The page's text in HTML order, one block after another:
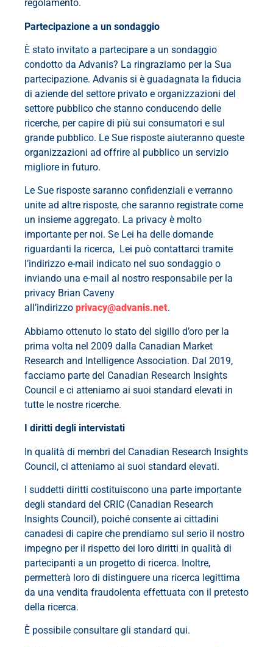
regolamento.
Partecipazione a un sondaggio
È stato invitato a partecipare a un sondaggio
condotto da Advanis? La ringraziamo per la Sua
partecipazione. Advanis si è guadagnata la fiducia
di aziende del settore privato e organizzazioni del
settore pubblico che stanno conducendo delle
ricerche, per capire di più sui consumatori e sul
grande pubblico. Le Sue risposte aiuteranno queste
organizzazioni ad offrire al pubblico un servizio
migliore in futuro.
Le Sue risposte saranno confidenziali e verranno
unite ad altre risposte, che saranno registrate come
un insieme aggregato. La privacy è molto
importante per noi. Se Lei ha delle domande
riguardanti la ricerca, Lei può contattarci tramite
l’indirizzo e-mail indicato nel suo sondaggio o
inviando una e-mail al nostro responsabile per la
privacy Brian Caveny
all’indirizzo privacy@advanis.net.
Abbiamo ottenuto lo stato del sigillo d’oro per la
prima volta nel 2009 dalla Canadian Market
Research and Intelligence Association. Dal 2019,
facciamo parte del Canadian Research Insights
Council e ci atteniamo ai suoi standard elevati in
tutte le nostre ricerche.
I diritti degli intervistati
In qualità di membri del Canadian Research Insights
Council, ci atteniamo ai suoi standard elevati.
I suddetti diritti costituiscono una parte importante
degli standard del CRIC (Canadian Research
Insights Council), poiché consente ai cittadini
canadesi di capire che prendiamo sul serio il nostro
impegno per il rispetto dei loro diritti in qualità di
partecipanti a un progetto di ricerca. Inoltre,
permetterà loro di distinguere una ricerca legittima
da una vendita fraudolenta effettuata con il pretesto
della ricerca.
È possibile consultare gli standard qui.